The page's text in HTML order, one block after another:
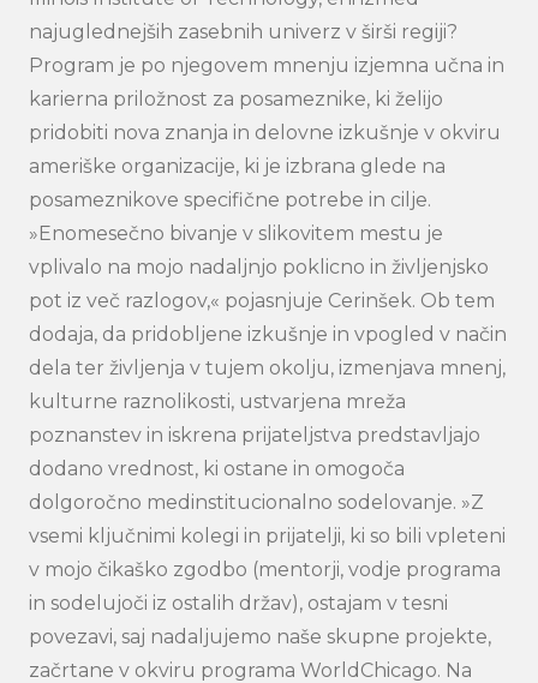
Search
najuglednejših zasebnih univerz v širši regiji?
Program je po njegovem mnenju izjemna učna in
karierna priložnost za posameznike, ki želijo
pridobiti nova znanja in delovne izkušnje v okviru
ameriške organizacije, ki je izbrana glede na
posameznikove specifične potrebe in cilje.
»Enomesečno bivanje v slikovitem mestu je
vplivalo na mojo nadaljnjo poklicno in življenjsko
pot iz več razlogov,« pojasnjuje Cerinšek. Ob tem
dodaja, da pridobljene izkušnje in vpogled v način
dela ter življenja v tujem okolju, izmenjava mnenj,
kulturne raznolikosti, ustvarjena mreža
poznanstev in iskrena prijateljstva predstavljajo
dodano vrednost, ki ostane in omogoča
dolgoročno medinstitucionalno sodelovanje. »Z
vsemi ključnimi kolegi in prijatelji, ki so bili vpleteni
v mojo čikaško zgodbo (mentorji, vodje programa
in sodelujoči iz ostalih držav), ostajam v tesni
povezavi, saj nadaljujemo naše skupne projekte,
začrtane v okviru programa WorldChicago. Na